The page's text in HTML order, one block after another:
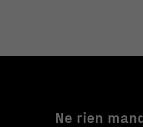
Ne rien